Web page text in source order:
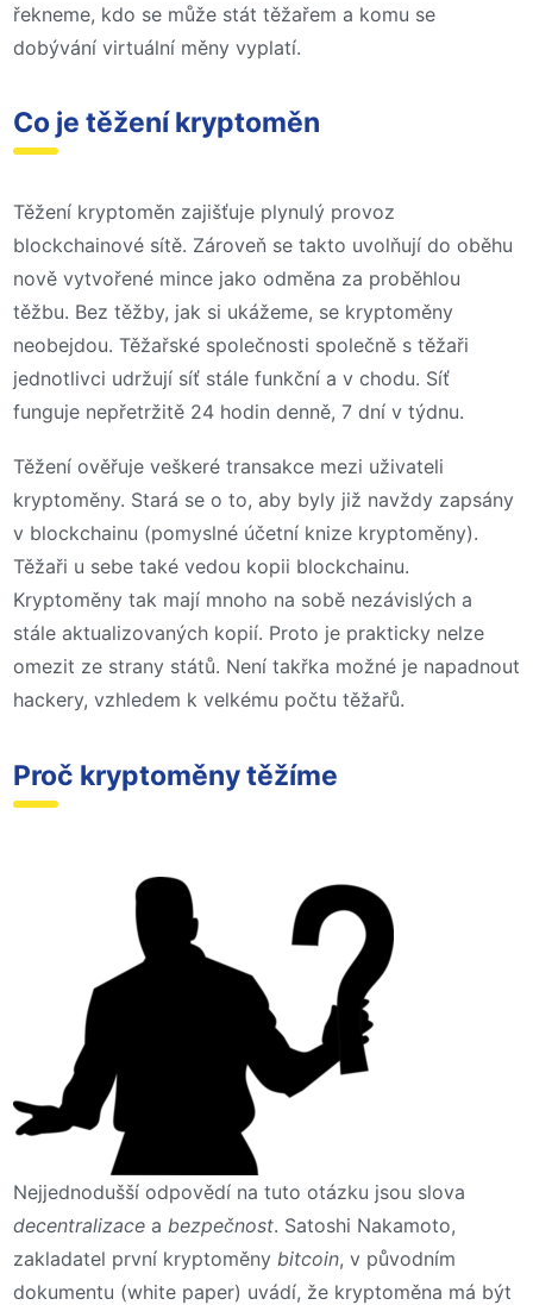
řekneme, kdo se může stát těžařem a komu se
dobývání virtuální měny vyplatí.
Co je těžení kryptoměn
Těžení kryptoměn zajišťuje plynulý provoz
blockchainové sítě. Zároveň se takto uvolňují do oběhu
nově vytvořené mince jako odměna za proběhlou
těžbu. Bez těžby, jak si ukážeme, se kryptoměny
neobejdou. Těžařské společnosti společně s těžaři
jednotlivci udržují síť stále funkční a v chodu. Síť
funguje nepřetržitě 24 hodin denně, 7 dní v týdnu.
Těžení ověřuje veškeré transakce mezi uživateli
kryptoměny. Stará se o to, aby byly již navždy zapsány
v blockchainu (pomyslné účetní knize kryptoměny).
Těžaři u sebe také vedou kopii blockchainu.
Kryptoměny tak mají mnoho na sobě nezávislých a
stále aktualizovaných kopií. Proto je prakticky nelze
omezit ze strany států. Není takřka možné je napadnout
hackery, vzhledem k velkému počtu těžařů.
Proč kryptoměny těžíme
Nejjednodušší odpovědí na tuto otázku jsou slova
decentralizace a bezpečnost. Satoshi Nakamoto,
zakladatel první kryptoměny bitcoin, v původním
dokumentu (white paper) uvádí, že kryptoměna má být